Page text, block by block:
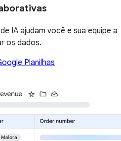
IA ajudam você e sua equipe a
os dados.
Planilhas